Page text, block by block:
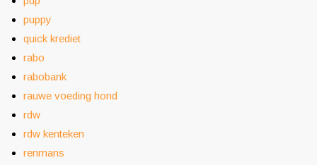
puppy
quick krediet
rabo
rabobank
rauwe voeding hond
rdw
rdw kenteken
renmans